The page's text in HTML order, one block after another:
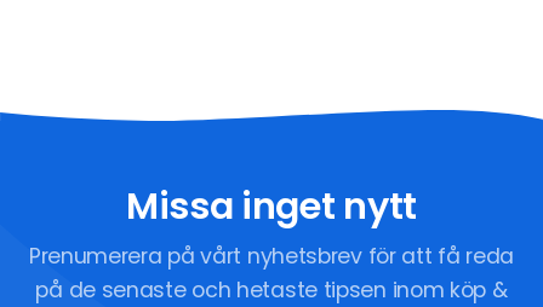
Missa inget nytt
Prenumerera på vårt nyhetsbrev för att få reda
på de senaste och hetaste tipsen inom köp &